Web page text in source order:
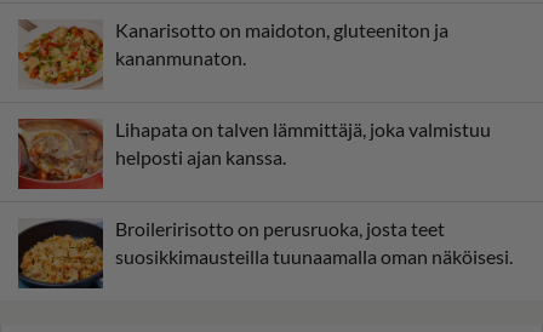
Kanarisotto on maidoton, gluteeniton ja
kananmunaton.
Lihapata on talven lämmittäjä, joka valmistuu
helposti ajan kanssa.
Broileririsotto on perusruoka, josta teet
suosikkimausteilla tuunaamalla oman näköisesi.